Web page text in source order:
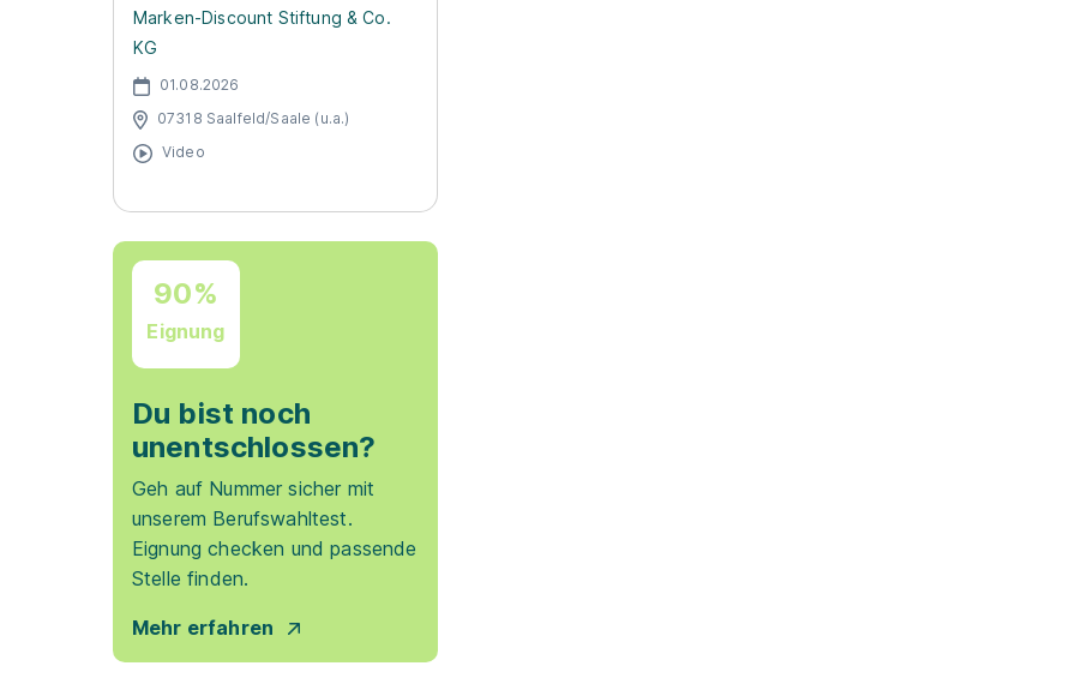
Marken-Discount Stiftung & Co.
KG
01.08.2026
07318 Saalfeld/Saale (u.a.)
Video
90%
Eignung
Du bist noch
unentschlossen?
Geh auf Nummer sicher mit
unserem Berufswahltest.
Eignung checken und passende
Stelle finden.
Mehr erfahren